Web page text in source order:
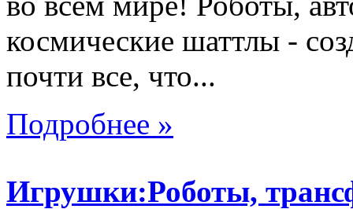
космические шаттлы -
почти все, что...
Подробнее »
Игрушки:Роботы,